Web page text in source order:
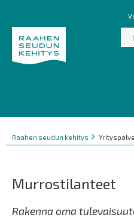
Murupolku
You
Raahen seudun kehitys
Murrostilanteet
Rakenna oma